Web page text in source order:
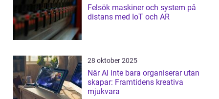
Felsök maskiner och system på
distans med IoT och AR
28 oktober 2025
När AI inte bara organiserar utan
skapar: Framtidens kreativa
mjukvara